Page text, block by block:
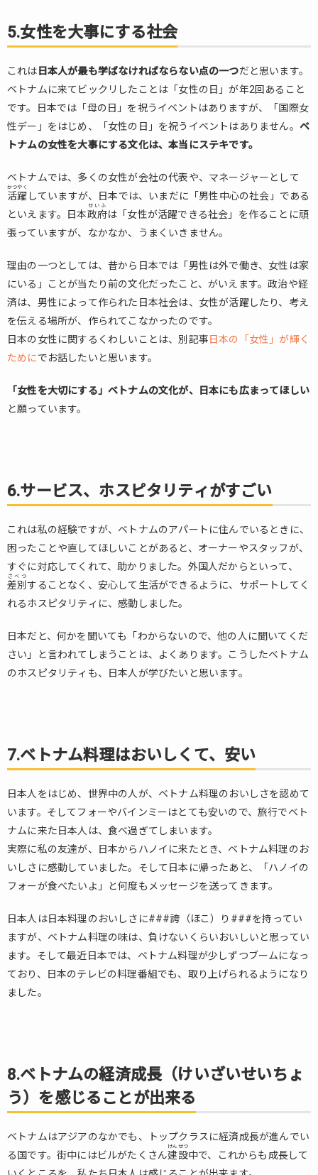
成長
（け
いせ
いち
う）
を感
じる
が出
来る
10.
9.
マン
ク」
がた
くさ
んあ
10.日
本の
る
5.女性を大事にする社会
これは 日本人が最も学ばなければならない点の一つだと思います。
ベトナムに来てビックリしたことは「女性の日」が年2回あること
です。日本では「母の日」を祝うイベントはありますが、「国際女
性デー」をはじめ、「女性の日」を祝うイベントはありません。 ベ
トナムの女性を大事にする文化は、本当にステキです。
ベトナムでは、多くの女性が会社の代表や、マネージャーとして
活躍
かつやく
していますが、日本では、いまだに「男性中心の社会」である
といえます。日本政府
せいふ
は「女性が活躍できる社会」を作ることに頑
張っていますが、なかなか、うまくいきません。
理由の一つとしては、昔から日本では「男性は外で働き、女性は家
にいる」ことが当たり前の文化だったこと、がいえます。政治や経
済は、男性によって作られた日本社会は、女性が活躍したり、考え
を伝える場所が、作られてこなかったのです。
日本の女性に関するくわしいことは、別記事 日本の「女性」が輝く
ためにでお話したいと思います。
「女性を大切にする」ベトナムの文化が、日本にも広まってほしい
と願っています。
6.サービス、ホスピタリティがすごい
これは私の経験ですが、ベトナムのアパートに住んでいるときに、
困ったことや直してほしいことがあると、オーナーやスタッフが、
すぐに対応してくれて、助かりました。外国人だからといって、
差別
さべつ
することなく、安心して生活ができるように、サポートしてく
れるホスピタリティに、感動しました。
日本だと、何かを聞いても「わからないので、他の人に聞いてくだ
さい」と言われてしまうことは、よくあります。こうしたベトナム
のホスピタリティも、日本人が学びたいと思います。
7.ベトナム料理はおいしくて、安い
日本人をはじめ、世界中の人が、ベトナム料理のおいしさを認めて
います。そしてフォーやバインミーはとても安いので、旅行でベト
ナムに来た日本人は、食べ過ぎてしまいます。
実際に私の友達が、日本からハノイに来たとき、ベトナム料理のお
いしさに感動していました。そして日本に帰ったあと、「ハノイの
フォーが食べたいよ」と何度もメッセージを送ってきます。
日本人は日本料理のおいしさに###誇（ほこ）り###を持ってい
ますが、ベトナム料理の味は、負けないくらいおいしいと思ってい
ます。そして最近日本では、ベトナム料理が少しずつブームになっ
ており、日本のテレビの料理番組でも、取り上げられるようになり
ました。
8.ベトナムの経済成長（けいざいせいちょ
う）を感じることが出来る
ベトナムはアジアのなかでも、トップクラスに経済成長が進んでい
る国です。街中にはビルがたくさん建設
けんせつ
中で、これからも成長して